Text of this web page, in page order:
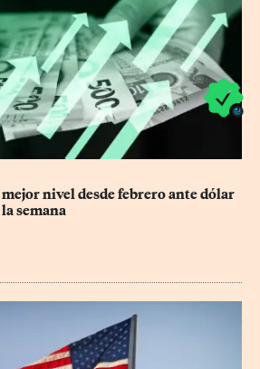
nivel desde febrero ante dólar
semana